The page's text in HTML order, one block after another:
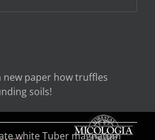
new paper how truffles
soils!
white Tuber magnatum